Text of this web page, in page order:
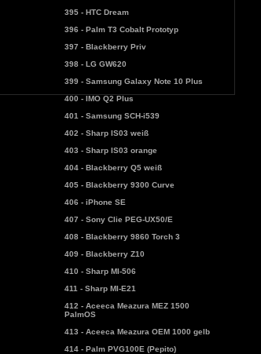
395 - HTC Dream
396 - Palm T3 Cobalt Prototyp
397 - Blackberry Priv
398 - LG GW620
399 - Samsung Galaxy Note 10 Plus
400 - IMO Q2 Plus
401 - Samsung SCH-i539
402 - Sharp IS03 weiß
403 - Sharp IS03 orange
404 - Blackberry Q5 weiß
405 - Blackberry 9300 Curve
406 - iPhone SE
407 - Sony Clie PEG-UX50/E
408 - Blackberry 9860 Torch 3
409 - Blackberry Z10
410 - Sharp MI-506
411 - Sharp MI-E21
412 - Aceeca Meazura MEZ 1500
PalmOS
413 - Aceeca Meazura OEM 1000 gelb
414 - Palm PVG100E (Pepito)